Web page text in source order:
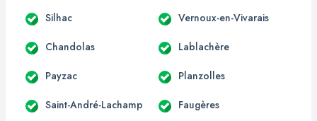
Silhac Vernoux-en-Vivarais
Chandolas Lablachère
Payzac Planzolles
Saint-André-Lachamp Faugères